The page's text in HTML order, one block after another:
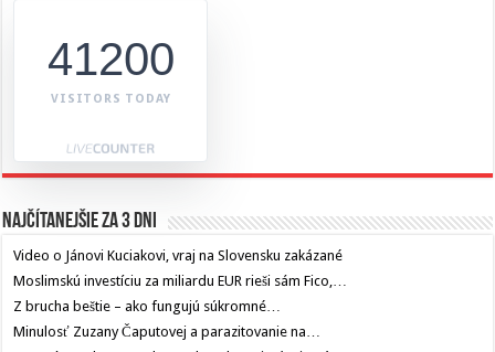
41200
VISITORS TODAY
Najčítanejšie za 3 dni
Video o Jánovi Kuciakovi, vraj na Slovensku zakázané
Moslimskú investíciu za miliardu EUR rieši sám Fico,…
Z brucha beštie – ako fungujú súkromné…
Minulosť Zuzany Čaputovej a parazitovanie na…